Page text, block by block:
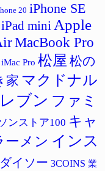
20 iPhone SE
iPad miniApple
MacBook Pro
iMac Pro 松屋 松の
家 マクドナル
ブン ファミ
ンストア100 キャ
ーメン インス
ダイソー 3COINS 業